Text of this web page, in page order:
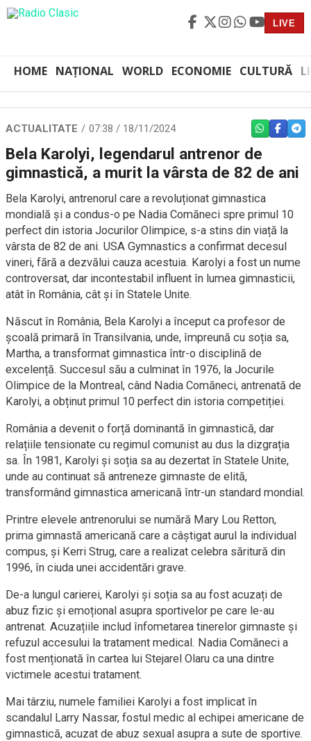
LIVE
HOME NAȚIONAL WORLD ECONOMIE CULTURĂ
ACTUALITATE 07:38 / 18/11/2024 WHATSAPP
Bela Karolyi, legendarul antrenor de
gimnastică, a murit la vârsta de 82 de ani
Bela Karolyi, antrenorul care a revoluționat gimnastica
mondială și a condus-o pe Nadia Comăneci spre primul 10
perfect din istoria Jocurilor Olimpice, s-a stins din viață la
vârsta de 82 de ani. USA Gymnastics a confirmat decesul
vineri, fără a dezvălui cauza acestuia. Karolyi a fost un nume
controversat, dar incontestabil influent în lumea gimnasticii,
atât în România, cât și în Statele Unite.
Născut în România, Bela Karolyi a început ca profesor de
școală primară în Transilvania, unde, împreună cu soția sa,
Martha, a transformat gimnastica într-o disciplină de
excelență. Succesul său a culminat în 1976, la Jocurile
Olimpice de la Montreal, când Nadia Comăneci, antrenată de
Karolyi, a obținut primul 10 perfect din istoria competiției.
România a devenit o forță dominantă în gimnastică, dar
relațiile tensionate cu regimul comunist au dus la dizgrația
sa. În 1981, Karolyi și soția sa au dezertat în Statele Unite,
unde au continuat să antreneze gimnaste de elită,
transformând gimnastica americană într-un standard mondial.
Printre elevele antrenorului se numără Mary Lou Retton,
prima gimnastă americană care a câștigat aurul la individual
compus, și Kerri Strug, care a realizat celebra săritură din
1996, în ciuda unei accidentări grave.
De-a lungul carierei, Karolyi și soția sa au fost acuzați de
abuz fizic și emoțional asupra sportivelor pe care le-au
antrenat. Acuzațiile includ înfometarea tinerelor gimnaste și
refuzul accesului la tratament medical. Nadia Comăneci a
fost menționată în cartea lui Stejarel Olaru ca una dintre
victimele acestui tratament.
Mai târziu, numele familiei Karolyi a fost implicat în
scandalul Larry Nassar, fostul medic al echipei americane de
gimnastică, acuzat de abuz sexual asupra a sute de sportive.